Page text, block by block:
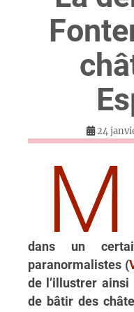
24
M
dans un
paranormalistes (
de l’illustrer ainsi
de bâtir des